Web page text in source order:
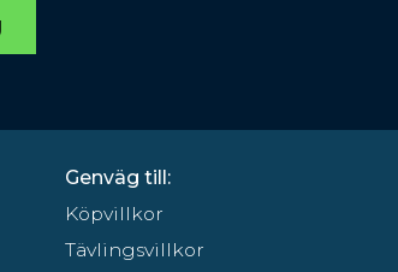
Genväg till:
Köpvillkor
Tävlingsvillkor